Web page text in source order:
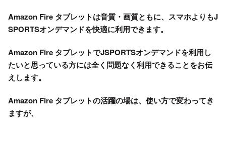
Amazon Fire タブレットは音質・画質ともに、スマホよりもJ
SPORTSオンデマンドを快適に利用できます。
Amazon Fire タブレットでJSPORTSオンデマンドを利用し
たいと思っている方には全く問題なく利用できることをお伝
えします。
Amazon Fire タブレットの活躍の場は、使い方で変わってき
ますが、